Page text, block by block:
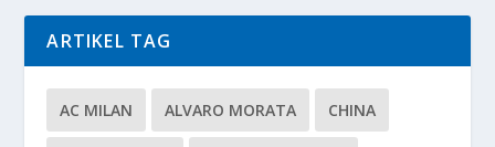
ARTIKEL TAG
AC MILAN ALVARO MORATA CHINA